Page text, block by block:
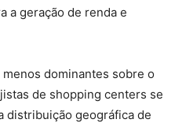
a geração de renda e
dominantes sobre o
de shopping centers se
distribuição geográfica de